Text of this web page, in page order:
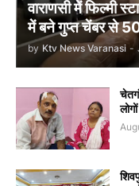
वाराणसी में फिल्मी
में बने गुप्त चेंबर से 50
by Ktv News Varanasi -